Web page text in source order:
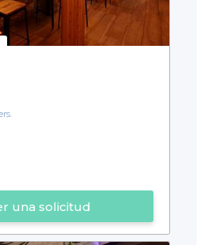
una solicitud